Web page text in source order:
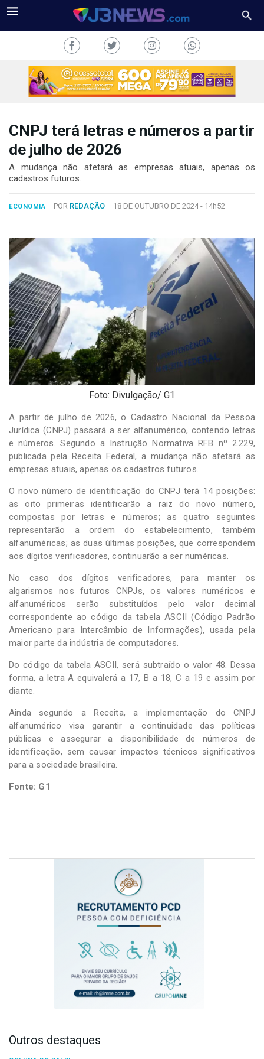
CONOSCO
Copyright
2024
Desenvolvido
por
Hesea
Tecnologia
Sistemas
CNPJ terá letras e números a partir
de julho de 2026
A mudança não afetará as empresas atuais, apenas os
cadastros futuros.
ECONOMIA POR REDAÇÃO 18 DE OUTUBRO DE 2024 - 14h52
Foto: Divulgação/ G1
A partir de julho de 2026, o Cadastro Nacional da Pessoa
Jurídica (CNPJ) passará a ser alfanumérico, contendo letras
e números. Segundo a Instrução Normativa RFB nº 2.229,
publicada pela Receita Federal, a mudança não afetará as
empresas atuais, apenas os cadastros futuros.
O novo número de identificação do CNPJ terá 14 posições:
as oito primeiras identificarão a raiz do novo número,
compostas por letras e números; as quatro seguintes
representarão a ordem do estabelecimento, também
alfanuméricas; as duas últimas posições, que correspondem
aos dígitos verificadores, continuarão a ser numéricas.
No caso dos dígitos verificadores, para manter os
algarismos nos futuros CNPJs, os valores numéricos e
alfanuméricos serão substituídos pelo valor decimal
correspondente ao código da tabela ASCII (Código Padrão
Americano para Intercâmbio de Informações), usada pela
maior parte da indústria de computadores.
Do código da tabela ASCII, será subtraído o valor 48. Dessa
forma, a letra A equivalerá a 17, B a 18, C a 19 e assim por
diante.
Ainda segundo a Receita, a implementação do CNPJ
alfanumérico visa garantir a continuidade das políticas
públicas e assegurar a disponibilidade de números de
identificação, sem causar impactos técnicos significativos
para a sociedade brasileira.
Fonte: G1
Outros destaques